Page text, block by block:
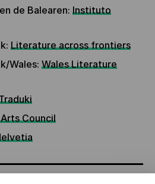
de Balearen: Instituto
Literature across frontiers
Wales: Wales Literature
Council